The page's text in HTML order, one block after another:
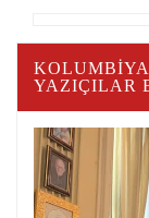
YAZIÇILAR